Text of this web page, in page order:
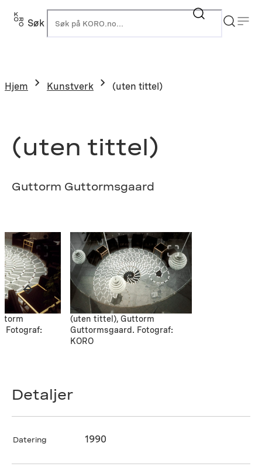
Hopp
Søk
Hjem Kunstverk (uten tittel)
(uten tittel)
Guttorm Guttormsgaard
Fotograf:
(uten tittel), Guttorm
Guttormsgaard. Fotograf:
KORO
Detaljer
Datering 1990